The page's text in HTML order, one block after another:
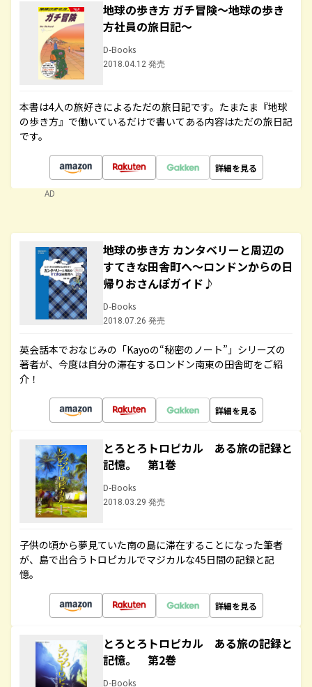
地球の歩き方 ガチ冒険～地球の歩き
方社員の旅日記～
D-Books
2018.04.12 発売
本書は4人の旅好きによるただの旅日記です。たまたま『地球
の歩き方』で働いているだけで書いてある内容はただの旅日記
です。
詳細を見る
AD
地球の歩き方 カンタベリーと周辺の
すてきな田舎町へ～ロンドンからの日
帰りおさんぽガイド♪
D-Books
2018.07.26 発売
英会話本でおなじみの「Kayoの“秘密のノート”」シリーズの
著者が、今度は自分の滞在するロンドン南東の田舎町をご紹
介！
詳細を見る
とろとろトロピカル ある旅の記録と
記憶。 第1巻
D-Books
2018.03.29 発売
子供の頃から夢見ていた南の島に滞在することになった筆者
が、島で出合うトロピカルでマジカルな45日間の記録と記
憶。
詳細を見る
とろとろトロピカル ある旅の記録と
記憶。 第2巻
D-Books